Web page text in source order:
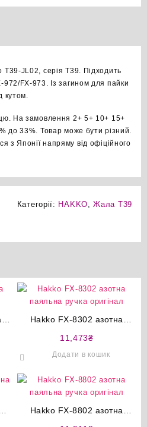
T39-JL02, серія T39. Підходить
972/FX-973. Із загином для пайки
кутом.
На замовлення 2+ 5+ 10+ 15+
до 33%. Товар може бути різний.
з Японії напряму від офіційного
Категорії: HAKKO ,Жала T39
Hakko FX-8302 азотна
11,473₴
Додати в кошик
Hakko FX-8802 азотна